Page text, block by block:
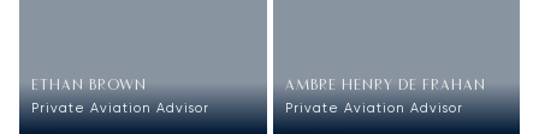
ETHAN BROWN
Private Aviation Advisor
AMBRE HENRY DE FRAHAN
Private Aviation Advisor